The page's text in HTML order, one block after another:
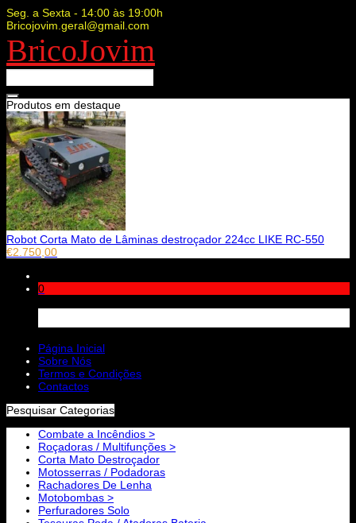
Seg. a Sexta - 14:00 às 19:00h
Bricojovim.geral@gmail.com
BricoJovim
Produtos em destaque
Robot Corta Mato de Lâminas destroçador 224cc LIKE RC-550
€2.750,00
0
Página Inicial
Sobre Nós
Termos e Condições
Contactos
Pesquisar Categorias
Combate a Incêndios >
Roçadoras / Multifunções >
Corta Mato Destroçador
Motosserras / Podadoras
Rachadores De Lenha
Motobombas >
Perfuradores Solo